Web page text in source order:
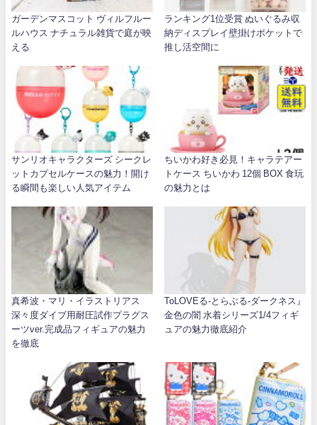
ガーデンマスコット ヴィルフルー
ルハウス ナチュラル雑貨で庭が映
える
ランキング1位受賞 ぬいぐるみ収
納ディスプレイ壁掛けポケットで
推し活空間に
サンリオキャラクターズ シークレ
ットカプセルケースの魅力！開け
る瞬間も楽しい人気アイテム
ちいかわ好き必見！キャラテアー
トケース ちいかわ 12個 BOX 食玩
の魅力とは
真希波・マリ・イラストリアス
深々度ダイブ用耐圧試作プラグス
ーツver.完成品フィギュアの魅力
を徹底
ToLOVEる-とらぶる-ダークネス』
金色の闇 水着シリーズ1/4フィギ
ュアの魅力徹底紹介